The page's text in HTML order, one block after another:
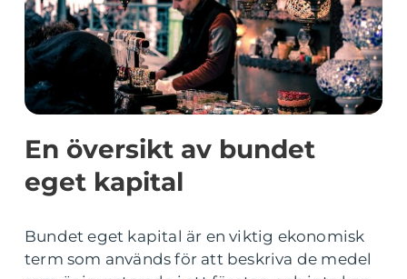
En översikt av bundet
eget kapital
Bundet eget kapital är en viktig ekonomisk
term som används för att beskriva de medel